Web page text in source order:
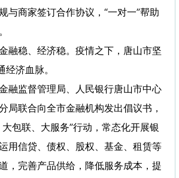
与商家签订合作协议，“一对一”帮助
融稳、经济稳。疫情之下，唐山市坚
经济血脉。
融监督管理局、人民银行唐山市中心
局联合向全市金融机构发出倡议书，
包联、大服务”行动，常态化开展银
用信贷、债权、股权、基金、租赁等
，完善产品供给，降低服务成本，提